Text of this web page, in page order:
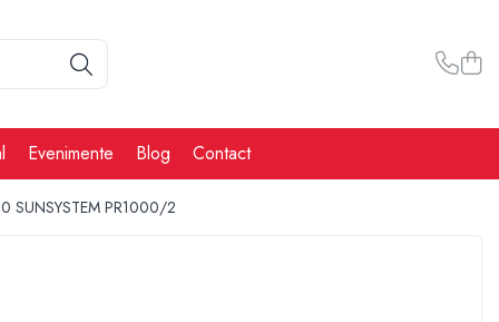
Evenimente Blog Contact
SUNSYSTEM PR1000/2